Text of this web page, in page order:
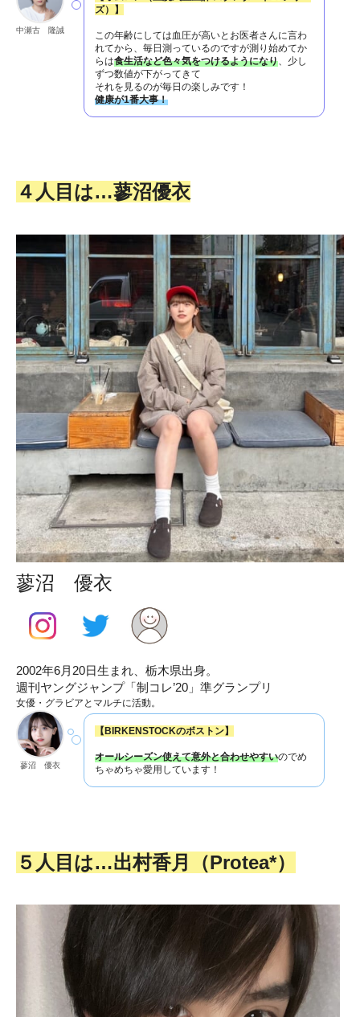
中瀬古 隆誠
ズ）】
この年齢にしては血圧が高いとお医者さんに言わ
れてから、毎日測っているのですが測り始めてか
らは食生活など色々気をつけるようになり 、少し
ずつ数値が下がってきて
それを見るのが毎日の楽しみです！
健康が1番大事！
４人目は…蓼沼優衣
蓼沼 優衣
2002年6月20日生まれ、栃木県出身。
週刊ヤングジャンプ「制コレ’20」準グランプリ
女優・グラビアとマルチに活動。
蓼沼 優衣
【BIRKENSTOCKのボストン】
オールシーズン使えて意外と合わせやすいのでめ
ちゃめちゃ愛用しています！
５人目は…出村香月（Protea*）